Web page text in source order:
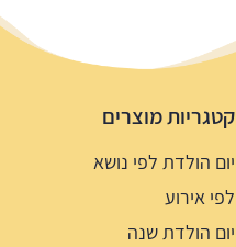
קטגריות מוצרים
יום הולדת לפי נושא
לפי אירוע
יום הולדת שנה